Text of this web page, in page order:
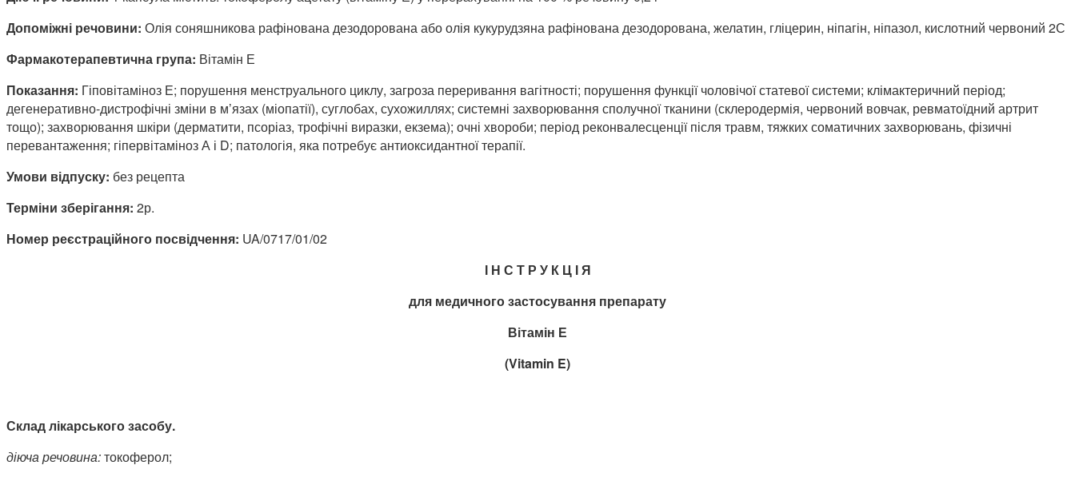
Допоміжні речовини: Олія соняшникова рафінована дезодорована або олія кукурудзяна рафінована дезодорована, желатин, гліцерин, ніпагін, ніпазол, кислотний червоний 2С
Фармакотерапевтична група: Вітамін Е
Показання: Гіповітаміноз Е; порушення менструального циклу, загроза переривання вагітності; порушення функції чоловічої статевої системи; клімактеричний період;
дегенеративно-дистрофічні зміни в м’язах (міопатії), суглобах, сухожиллях; системні захворювання сполучної тканини (склеродермія, червоний вовчак, ревматоїдний артрит
тощо); захворювання шкіри (дерматити, псоріаз, трофічні виразки, екзема); очні хвороби; період реконвалесценції після травм, тяжких соматичних захворювань, фізичні
перевантаження; гіпервітаміноз А і D; патологія, яка потребує антиоксидантної терапії.
Умови відпуску: без рецепта
Терміни зберігання: 2р.
Номер реєстраційного посвідчення: UA/0717/01/02
І Н С Т Р У К Ц І Я
для медичного застосування препарату
Вітамін Е
(Vitamin E)
Склад лікарського засобу.
діюча речовина:токоферол;